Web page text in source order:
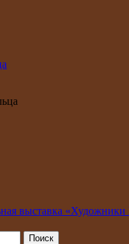
выставка «Художники